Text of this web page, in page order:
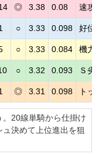
◎ 3.38 0.08 速攻
○ 3.33 0.098 好位
○ 3.33 0.084 機力
○ 3.32 0.093 Ｓ劣
◎ 3.31 0.098 ト
20線単騎から仕掛け
決めて上位進出を狙